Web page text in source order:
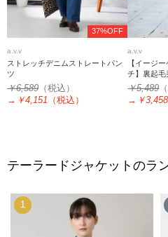
37%OFF
a.v.v
ストレッチデニムストレートパン
ツ
￥6,589 （税込）
→ ￥4,151 （税込）
a.v.v
【イージ
チ】裏起毛
チェック
￥5,489
→ ￥3,458
テーラードジャケットのラ
1